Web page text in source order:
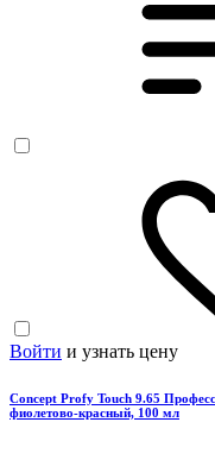
Войти и узнать цену
Concept Profy Touch 9.65
фиолетово-красный, 100 мл